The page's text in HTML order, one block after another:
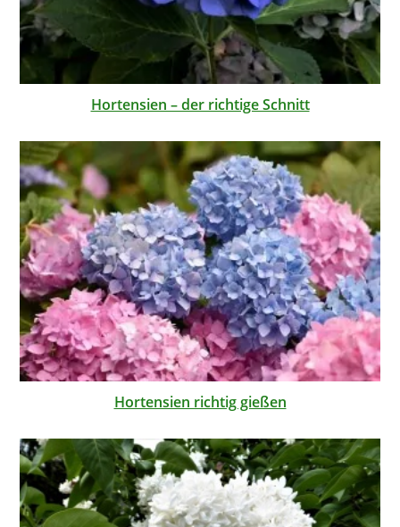
Hortensien – der richtige Schnitt
Hortensien richtig gießen